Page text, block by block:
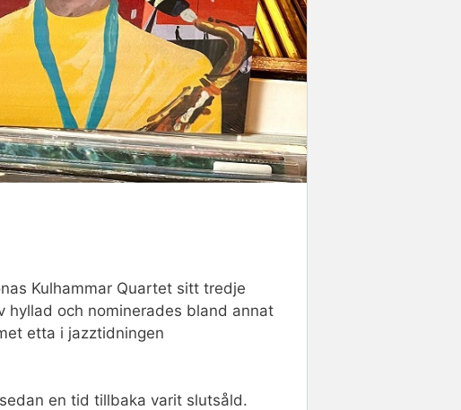
Kulhammar Quartet sitt tredje
hyllad och nominerades bland annat
etta i jazztidningen
en tid tillbaka varit slutsåld.